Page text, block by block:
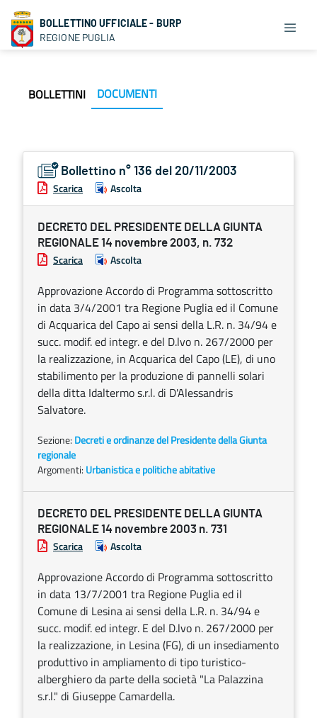
BOLLETTINO UFFICIALE - BURP
REGIONE PUGLIA
BOLLETTINI DOCUMENTI
Bollettino n° 136 del 20/11/2003
Scarica Ascolta
DECRETO DEL PRESIDENTE DELLA GIUNTA
REGIONALE 14 novembre 2003, n. 732
Scarica Ascolta
Approvazione Accordo di Programma sottoscritto
in data 3/4/2001 tra Regione Puglia ed il Comune
di Acquarica del Capo ai sensi della L.R. n. 34/94 e
succ. modif. ed integr. e del D.lvo n. 267/2000 per
la realizzazione, in Acquarica del Capo (LE), di uno
stabilimento per la produzione di pannelli solari
della ditta Idaltermo s.r.l. di D'Alessandris
Salvatore.
Sezione: Decreti e ordinanze del Presidente della Giunta
regionale
Argomenti: Urbanistica e politiche abitative
DECRETO DEL PRESIDENTE DELLA GIUNTA
REGIONALE 14 novembre 2003 n. 731
Scarica Ascolta
Approvazione Accordo di Programma sottoscritto
in data 13/7/2001 tra Regione Puglia ed il
Comune di Lesina ai sensi della L.R. n. 34/94 e
succ. modif. ed integr. E del D.lvo n. 267/2000 per
la realizzazione, in Lesina (FG), di un insediamento
produttivo in ampliamento di tipo turistico-
alberghiero da parte della società "La Palazzina
s.r.l." di Giuseppe Camardella.